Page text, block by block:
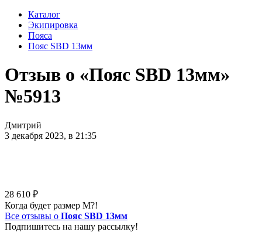
Каталог
Экипировка
Пояса
Пояс SBD 13мм
Отзыв о «Пояс SBD 13мм»
№5913
Дмитрий
3 декабря 2023, в 21:35
28 610 ₽
Когда будет размер М?!
Все отзывы о Пояс SBD 13мм
Подпишитесь на нашу рассылку!